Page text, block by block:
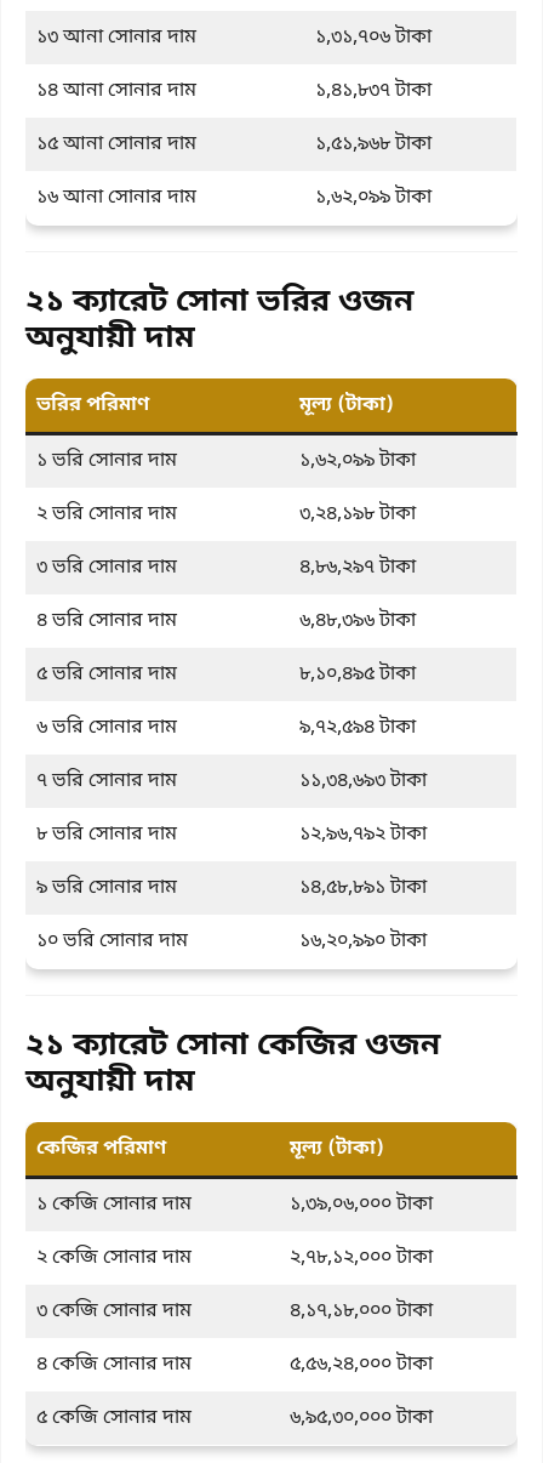
১৩ আনা সোনার দাম
১,৩১,৭০৬ টাকা
১৪ আনা সোনার দাম
১,৪১,৮৩৭ টাকা
১৫ আনা সোনার দাম
১,৫১,৯৬৮ টাকা
১৬ আনা সোনার দাম
১,৬২,০৯৯ টাকা
২১ ক্যারেট সোনা ভরির ওজন
অনুযায়ী দাম
ভরির পরিমাণ মূল্য (টাকা)
১ ভরি সোনার দাম
১,৬২,০৯৯ টাকা
২ ভরি সোনার দাম
৩,২৪,১৯৮ টাকা
৩ ভরি সোনার দাম
৪,৮৬,২৯৭ টাকা
৪ ভরি সোনার দাম
৬,৪৮,৩৯৬ টাকা
৫ ভরি সোনার দাম
৮,১০,৪৯৫ টাকা
৬ ভরি সোনার দাম
৯,৭২,৫৯৪ টাকা
৭ ভরি সোনার দাম
১১,৩৪,৬৯৩ টাকা
৮ ভরি সোনার দাম
১২,৯৬,৭৯২ টাকা
৯ ভরি সোনার দাম
১৪,৫৮,৮৯১ টাকা
১০ ভরি সোনার দাম
১৬,২০,৯৯০ টাকা
২১ ক্যারেট সোনা কেজির ওজন
অনুযায়ী দাম
কেজির পরিমাণ মূল্য (টাকা)
১ কেজি সোনার দাম
১,৩৯,০৬,০০০ টাকা
২ কেজি সোনার দাম
২,৭৮,১২,০০০ টাকা
৩ কেজি সোনার দাম
৪,১৭,১৮,০০০ টাকা
৪ কেজি সোনার দাম
৫,৫৬,২৪,০০০ টাকা
৫ কেজি সোনার দাম
৬,৯৫,৩০,০০০ টাকা